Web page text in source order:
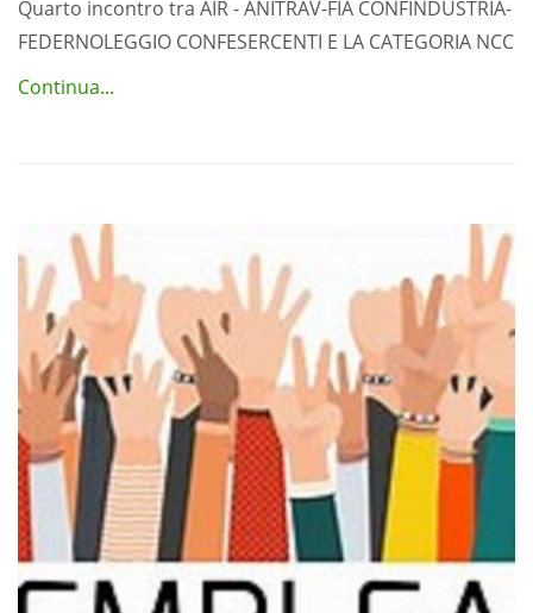
Quarto incontro tra AIR - ANITRAV-FIA CONFINDUSTRIA-
FEDERNOLEGGIO CONFESERCENTI E LA CATEGORIA NCC
Continua...